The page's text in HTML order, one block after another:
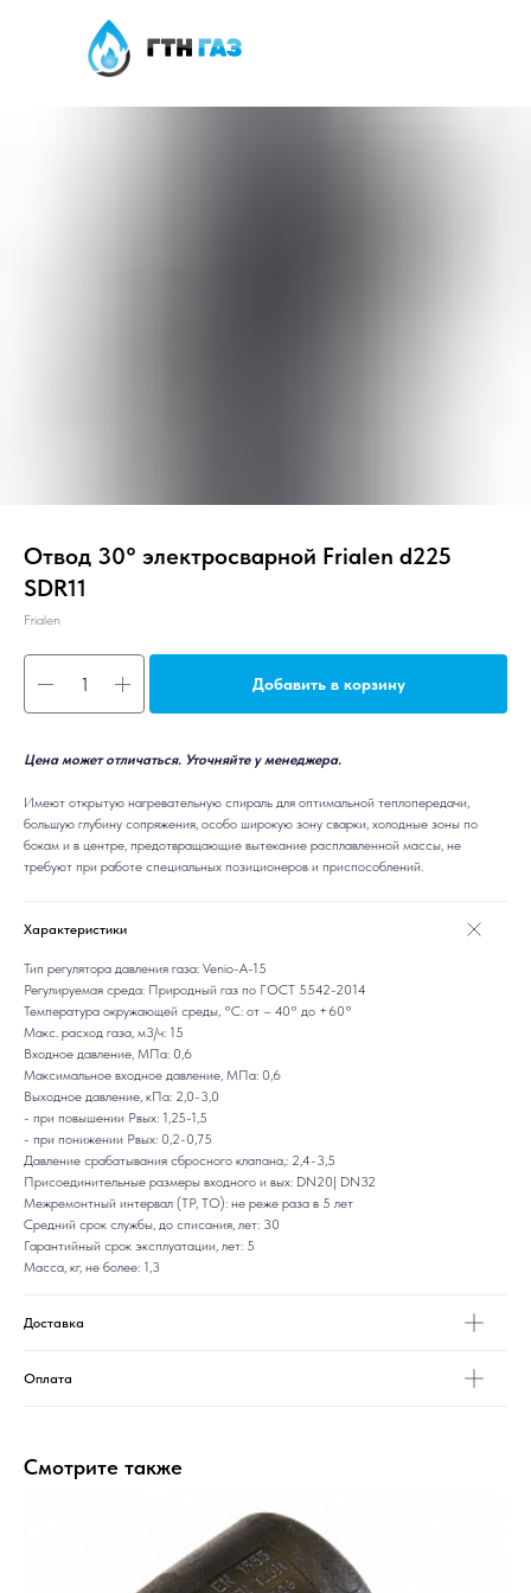
Отвод 30° электросварной Frialen d225
SDR11
Frialen
Добавить в корзину
Цена может отличаться. Уточняйте у менеджера.
Имеют открытую нагревательную спираль для оптимальной теплопередачи,
большую глубину сопряжения, особо широкую зону сварки, холодные зоны по
бокам и в центре, предотвращающие вытекание расплавленной массы, не
требуют при рабoте специальных позиционеров и приспособлений.
Характеристики
Тип регулятора давления газа: Venio-A-15
Регулируемая среда: Природный газ по ГОСТ 5542-2014
Температура окружающей среды, °C: от – 40° до +60°
Макс. расход газа, м3/ч: 15
Входное давление, МПа: 0,6
Максимальное входное давление, МПа: 0,6
Выходное давление, кПа: 2,0-3,0
- при повышении Рвых: 1,25-1,5
- при понижении Рвых: 0,2-0,75
Давление срабатывания сбросного клапана,: 2,4-3,5
Присоединительные размеры входного и вых: DN20| DN32
Межремонтный интервал (ТР, ТО): не реже раза в 5 лет
Средний срок службы, до списания, лет: 30
Гарантийный срок эксплуатации, лет: 5
Масса, кг, не более: 1,3
Доставка
Оплата
Смотрите также